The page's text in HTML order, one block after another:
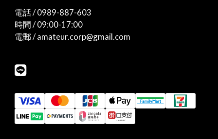
電話 / 0989-887-603
時間 / 09:00-17:00
電郵 / amateur.corp@gmail.com